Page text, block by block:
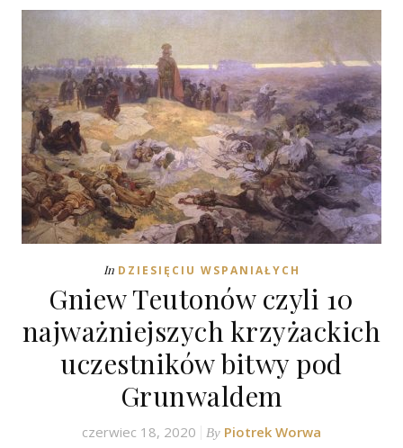
In DZIESIĘCIU WSPANIAŁYCH
Gniew Teutonów czyli 10
najważniejszych krzyżackich
uczestników bitwy pod
Grunwaldem
czerwiec 18, 2020 By Piotrek Worwa